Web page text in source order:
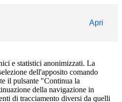
Apri
e statistici anonimizzati. La
dell'apposito comando
il pulsante "Continua la
della navigazione in
di tracciamento diversi da quelli